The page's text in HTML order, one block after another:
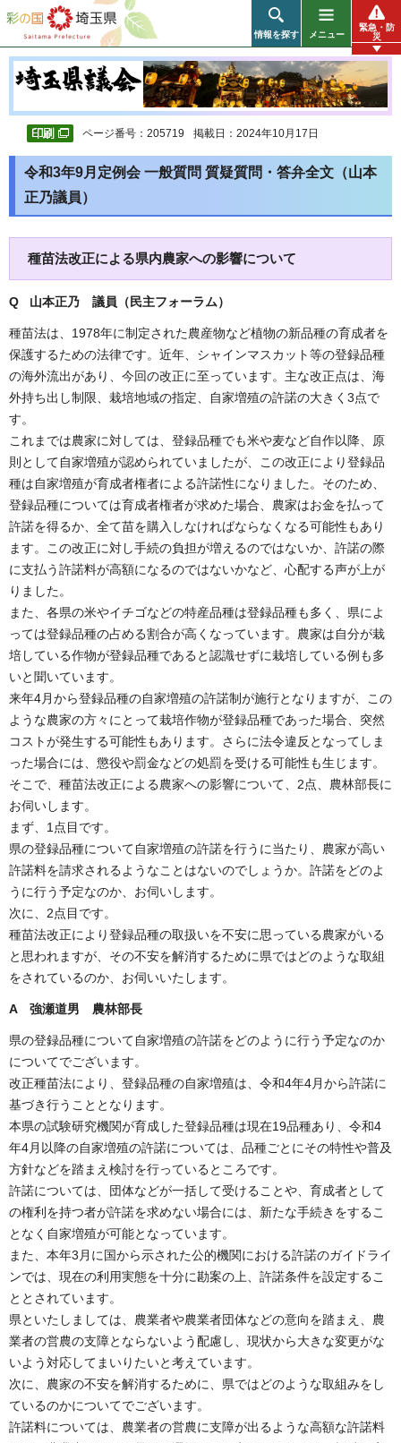
彩の国 埼玉県
情報を探す メニュー
緊急・防
災
ページ番号：205719 掲載日：2024年10月17日
令和3年9月定例会 一般質問 質疑質問・答弁全文（山本
正乃議員）
種苗法改正による県内農家への影響について
Q 山本正乃 議員（民主フォーラム）
種苗法は、1978年に制定された農産物など植物の新品種の育成者を
保護するための法律です。近年、シャインマスカット等の登録品種
の海外流出があり、今回の改正に至っています。主な改正点は、海
外持ち出し制限、栽培地域の指定、自家増殖の許諾の大きく3点で
す。
これまでは農家に対しては、登録品種でも米や麦など自作以降、原
則として自家増殖が認められていましたが、この改正により登録品
種は自家増殖が育成者権者による許諾性になりました。そのため、
登録品種については育成者権者が求めた場合、農家はお金を払って
許諾を得るか、全て苗を購入しなければならなくなる可能性もあり
ます。この改正に対し手続の負担が増えるのではないか、許諾の際
に支払う許諾料が高額になるのではないかなど、心配する声が上が
りました。
また、各県の米やイチゴなどの特産品種は登録品種も多く、県によ
っては登録品種の占める割合が高くなっています。農家は自分が栽
培している作物が登録品種であると認識せずに栽培している例も多
いと聞いています。
来年4月から登録品種の自家増殖の許諾制が施行となりますが、この
ような農家の方々にとって栽培作物が登録品種であった場合、突然
コストが発生する可能性もあります。さらに法令違反となってしま
った場合には、懲役や罰金などの処罰を受ける可能性も生じます。
そこで、種苗法改正による農家への影響について、2点、農林部長に
お伺いします。
まず、1点目です。
県の登録品種について自家増殖の許諾を行うに当たり、農家が高い
許諾料を請求されるようなことはないのでしょうか。許諾をどのよ
うに行う予定なのか、お伺いします。
次に、2点目です。
種苗法改正により登録品種の取扱いを不安に思っている農家がいる
と思われますが、その不安を解消するために県ではどのような取組
をされているのか、お伺いいたします。
A 強瀬道男 農林部長
県の登録品種について自家増殖の許諾をどのように行う予定なのか
についてでございます。
改正種苗法により、登録品種の自家増殖は、令和4年4月から許諾に
基づき行うこととなります。
本県の試験研究機関が育成した登録品種は現在19品種あり、令和4
年4月以降の自家増殖の許諾については、品種ごとにその特性や普及
方針などを踏まえ検討を行っているところです。
許諾については、団体などが一括して受けることや、育成者として
の権利を持つ者が許諾を求めない場合には、新たな手続きをするこ
となく自家増殖が可能となっています。
また、本年3月に国から示された公的機関における許諾のガイドライ
ンでは、現在の利用実態を十分に勘案の上、許諾条件を設定するこ
ととされています。
県といたしましては、農業者や農業者団体などの意向を踏まえ、農
業者の営農の支障とならないよう配慮し、現状から大きな変更がな
いよう対応してまいりたいと考えています。
次に、農家の不安を解消するために、県ではどのような取組みをし
ているのかについてでございます。
許諾料については、農業者の営農に支障が出るような高額な許諾料